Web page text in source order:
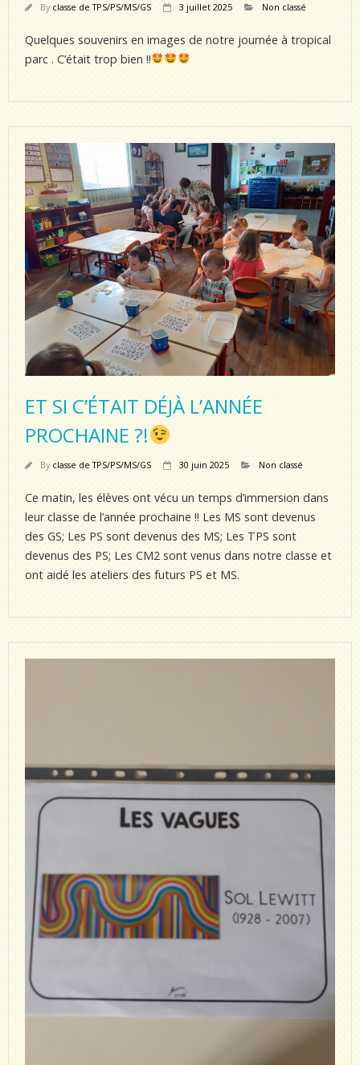
By classe de TPS/PS/MS/GS 3 juillet 2025 Non classé
Quelques souvenirs en images de notre journée à tropical
parc . C’était trop bien !!
ET SI C’ÉTAIT DÉJÀ L’ANNÉE
PROCHAINE ?!
By classe de TPS/PS/MS/GS 30 juin 2025 Non classé
Ce matin, les élèves ont vécu un temps d’immersion dans
leur classe de l’année prochaine !! Les MS sont devenus
des GS; Les PS sont devenus des MS; Les TPS sont
devenus des PS; Les CM2 sont venus dans notre classe et
ont aidé les ateliers des futurs PS et MS.